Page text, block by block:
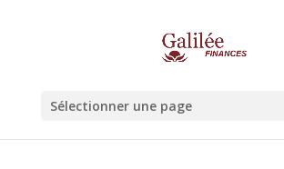
Sélectionner une page